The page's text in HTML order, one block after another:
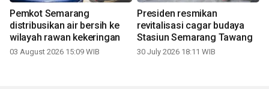
Pemkot Semarang
distribusikan air bersih ke
wilayah rawan kekeringan
03 August 2026 15:09 WIB
Presiden resmikan
revitalisasi cagar budaya
Stasiun Semarang Tawang
30 July 2026 18:11 WIB